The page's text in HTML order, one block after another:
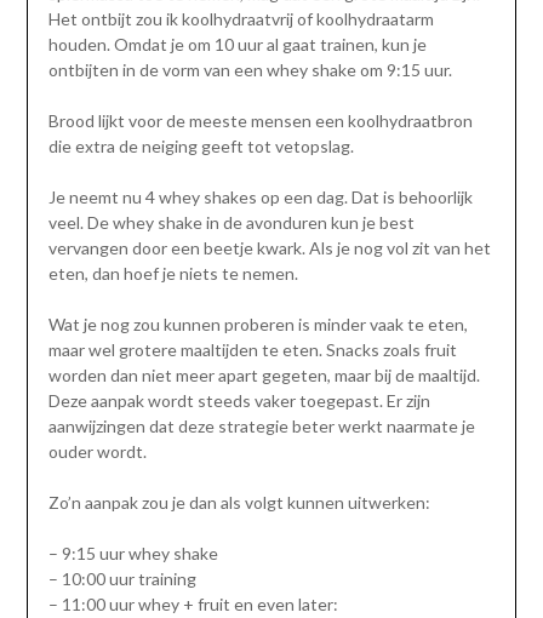
Het ontbijt zou ik koolhydraatvrij of koolhydraatarm
houden. Omdat je om 10 uur al gaat trainen, kun je
ontbijten in de vorm van een whey shake om 9:15 uur.
Brood lijkt voor de meeste mensen een koolhydraatbron
die extra de neiging geeft tot vetopslag.
Je neemt nu 4 whey shakes op een dag. Dat is behoorlijk
veel. De whey shake in de avonduren kun je best
vervangen door een beetje kwark. Als je nog vol zit van het
eten, dan hoef je niets te nemen.
Wat je nog zou kunnen proberen is minder vaak te eten,
maar wel grotere maaltijden te eten. Snacks zoals fruit
worden dan niet meer apart gegeten, maar bij de maaltijd.
Deze aanpak wordt steeds vaker toegepast. Er zijn
aanwijzingen dat deze strategie beter werkt naarmate je
ouder wordt.
Zo’n aanpak zou je dan als volgt kunnen uitwerken:
– 9:15 uur whey shake
– 10:00 uur training
– 11:00 uur whey + fruit en even later: